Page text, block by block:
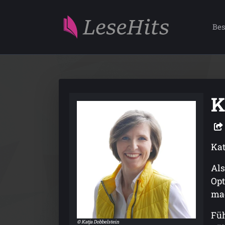
© Katja Dobbelstein